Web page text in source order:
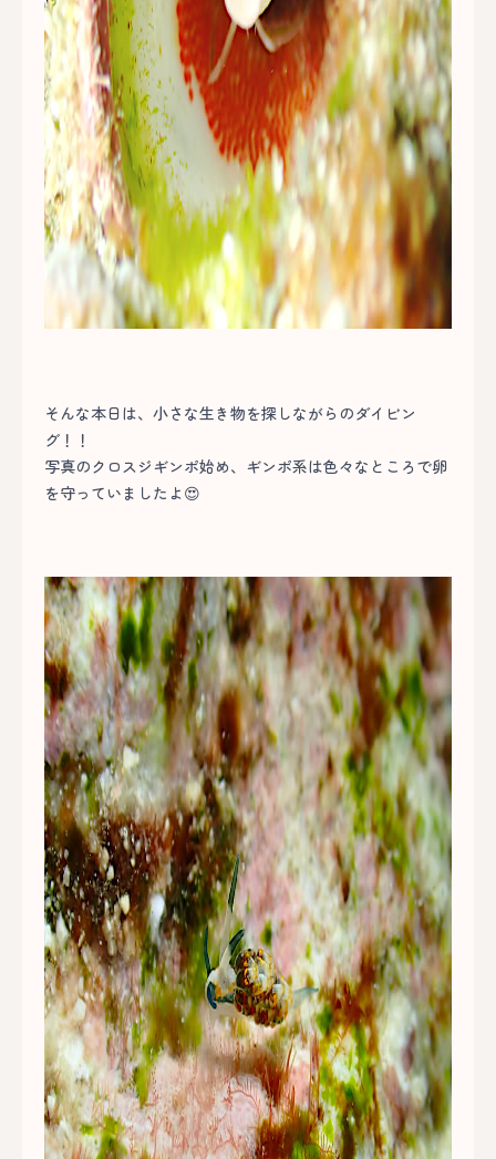
そんな本日は、小さな生き物を探しながらのダイビン
グ！！
写真のクロスジギンポ始め、ギンポ系は色々なところで卵
を守っていましたよ😍